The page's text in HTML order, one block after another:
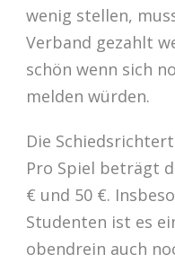
wenig stellen,
Verband gezahlt
schön wenn sich
melden würden.
Die
Pro Spiel beträgt
€ und 50 €.
Studenten ist es
obendrein auch